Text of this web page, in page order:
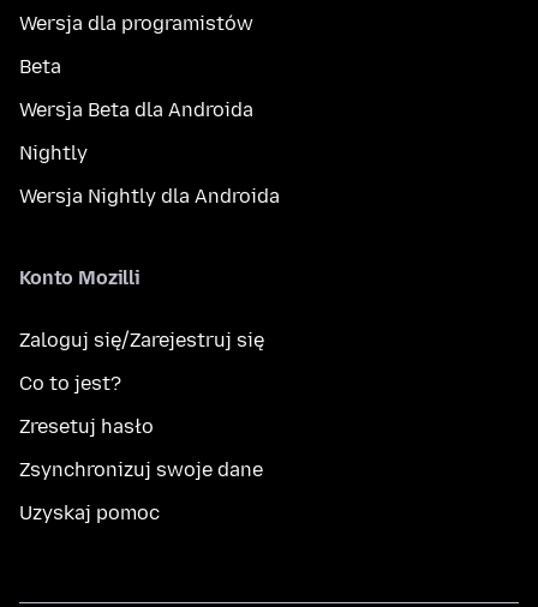
Wersja dla programistów
Beta
Wersja Beta dla Androida
Nightly
Wersja Nightly dla Androida
Konto Mozilli
Zaloguj się/Zarejestruj się
Co to jest?
Zresetuj hasło
Zsynchronizuj swoje dane
Uzyskaj pomoc